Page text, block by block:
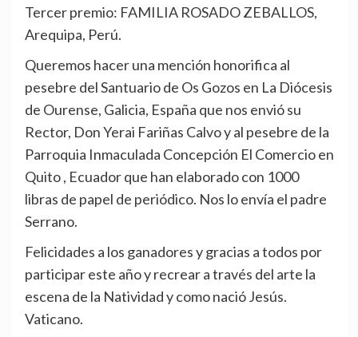
Tercer premio: FAMILIA ROSADO ZEBALLOS,
Arequipa, Perú.
Queremos hacer una mención honorifica al
pesebre del Santuario de Os Gozos en La Diócesis
de Ourense, Galicia, España que nos envió su
Rector, Don Yerai Fariñas Calvo y al pesebre de la
Parroquia Inmaculada Concepción El Comercio en
Quito , Ecuador que han elaborado con 1000
libras de papel de periódico. Nos lo envía el padre
Serrano.
Felicidades a los ganadores y gracias a todos por
participar este año y recrear a través del arte la
escena de la Natividad y como nació Jesús.
Vaticano.